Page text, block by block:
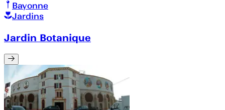
Bayonne
Jardins
Jardin Botanique